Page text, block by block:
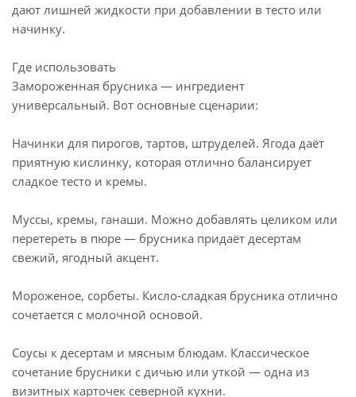
дают лишней жидкости при добавлении в тесто или
начинку.
Где использовать
Замороженная брусника — ингредиент
универсальный. Вот основные сценарии:
Начинки для пирогов, тартов, штруделей. Ягода даёт
приятную кислинку, которая отлично балансирует
сладкое тесто и кремы.
Муссы, кремы, ганаши. Можно добавлять целиком или
перетереть в пюре — брусника придаёт десертам
свежий, ягодный акцент.
Мороженое, сорбеты. Кисло-сладкая брусника отлично
сочетается с молочной основой.
Соусы к десертам и мясным блюдам. Классическое
сочетание брусники с дичью или уткой — одна из
визитных карточек северной кухни.